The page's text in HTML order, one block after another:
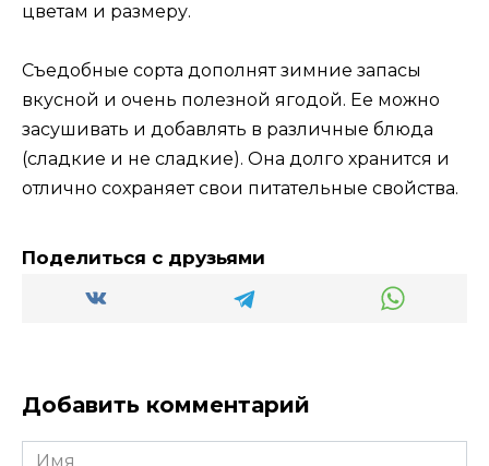
цветам и размеру.
Съедобные сорта дополнят зимние запасы
вкусной и очень полезной ягодой. Ее можно
засушивать и добавлять в различные блюда
(сладкие и не сладкие). Она долго хранится и
отлично сохраняет свои питательные свойства.
Поделиться с друзьями
Добавить комментарий
Имя